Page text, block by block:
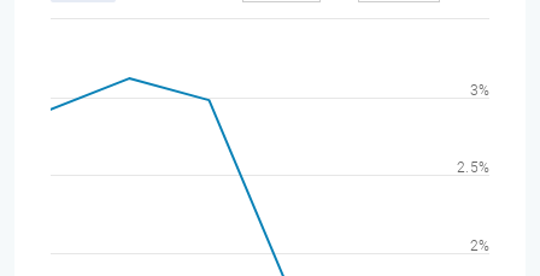
2%
2.5%
3%